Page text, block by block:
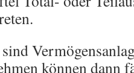
können dann